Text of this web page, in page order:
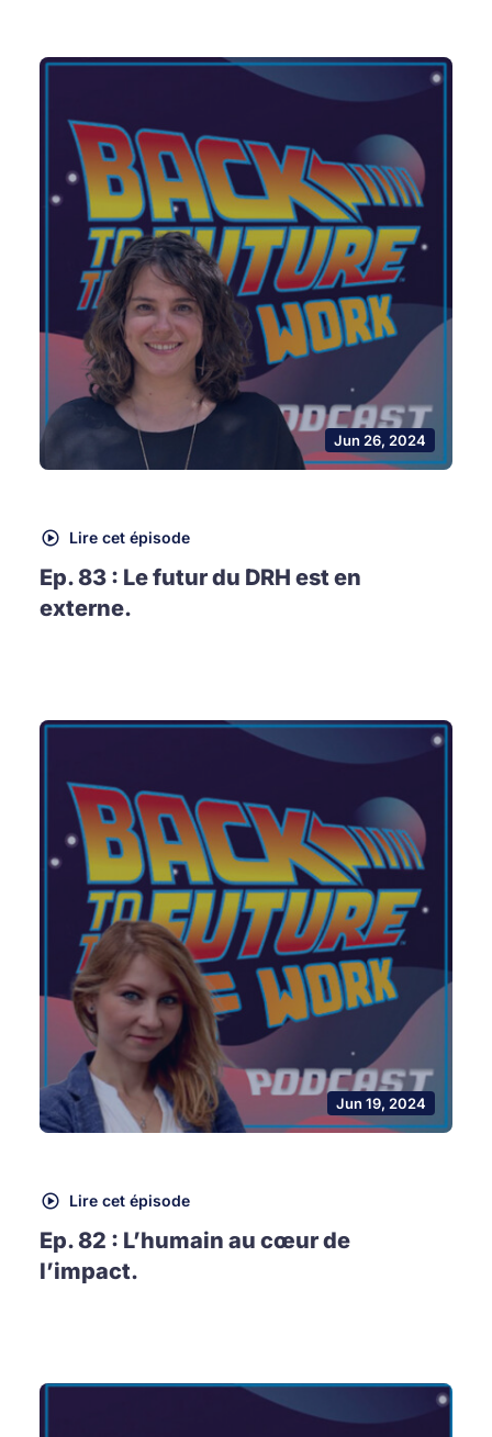
Jun 26, 2024
Lire cet épisode
Ep. 83 : Le futur du DRH est en
externe.
Jun 19, 2024
Lire cet épisode
Ep. 82 : L’humain au cœur de
l’impact.